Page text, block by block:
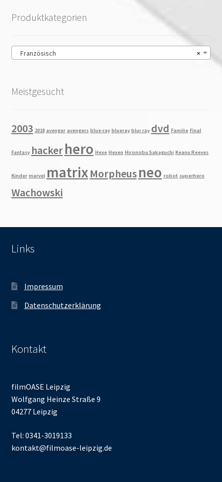
Produktkategorien
×
Französisch
Meistgesucht
2003 2018 avenger avengers blue-ray blueray blur ray dvd Familie Final
Fantasy hackerhero Hexe Hexen Hironobu Sakaguchi Keanu Reeves
Kinder marvel matrixMorpheusneo robot superhero
Wachowski
Links
Impressum
Datenschutzerklärung
Kontakt
filmOASE Leipzig
Wolfgang Heinze Straße 9
04277 Leipzig
Tel: 0341-3019133
kontakt@filmoase-leipzig.de